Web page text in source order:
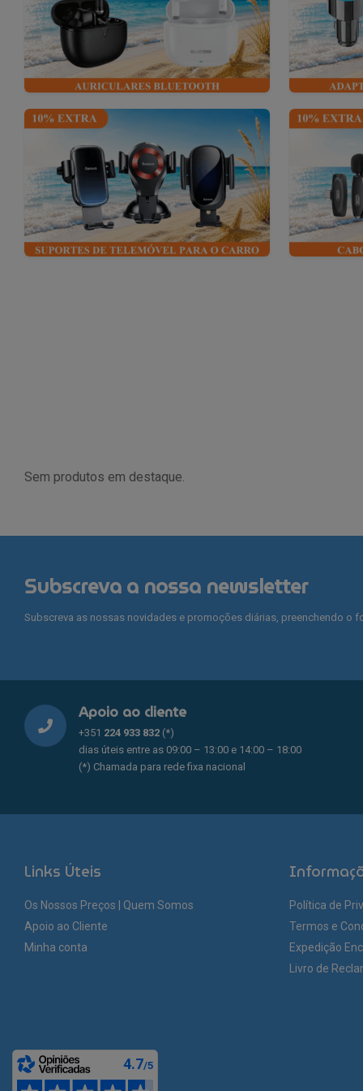
Sem produtos em destaque.
Subscreva a nossa newsletter
Subscreva as nossas novidades e promoções diárias, preenchendo o
Apoio ao cliente
+351 224 933 832 (*)
dias úteis entre as 09:00 – 13:00 e 14:00 – 18:00
(*) Chamada para rede fixa nacional
Links Úteis
Os Nossos Preços | Quem Somos
Apoio ao Cliente
Minha conta
Política de
Termos e
Expedição
Livro de